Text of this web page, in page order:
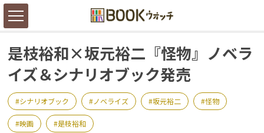
是枝裕和×坂元裕二『怪物』ノベラ
イズ＆シナリオブック発売
シナリオブック ノベライズ 坂元裕二 怪物
映画 是枝裕和